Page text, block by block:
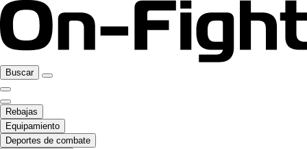
Buscar
Rebajas
Equipamiento
Deportes de combate